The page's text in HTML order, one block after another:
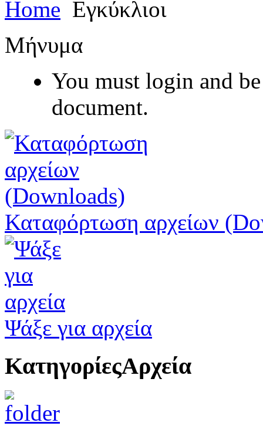
Home Εγκύκλιοι
Μήνυμα
You must login and
document.
Καταφόρτωση αρχείων
Ψάξε για αρχεία
ΚατηγορίεςΑρχεία